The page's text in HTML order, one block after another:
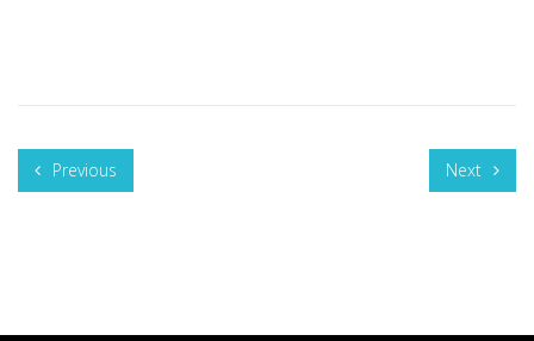
Previous Next